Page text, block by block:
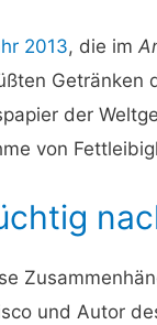
2013, die im
der
von
und Autor